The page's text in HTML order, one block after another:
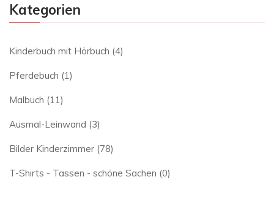
Kategorien
Kinderbuch mit Hörbuch (4)
Pferdebuch (1)
Malbuch (11)
Ausmal-Leinwand (3)
Bilder Kinderzimmer (78)
T-Shirts - Tassen - schöne Sachen (0)